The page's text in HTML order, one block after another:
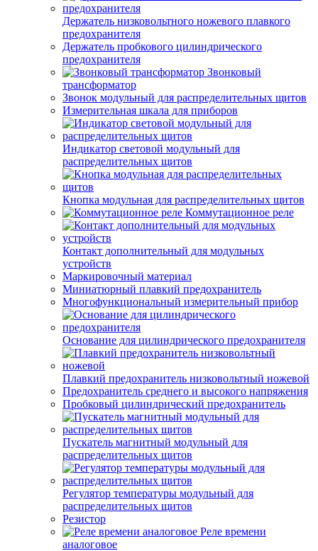
Держатель низковольтного ножевого плавкого
предохранителя
Держатель пробкового цилиндрического
предохранителя
Звонковый
трансформатор
Звонок модульный для распределительных щитов
Измерительная шкала для приборов
Индикатор световой модульный для
распределительных щитов
Кнопка модульная для распределительных щитов
Коммутационное реле
Контакт дополнительный для модульных
устройств
Маркировочный материал
Миниатюрный плавкий предохранитель
Многофункциональный измерительный прибор
Основание для цилиндрического предохранителя
Плавкий предохранитель низковольтный ножевой
Предохранитель среднего и высокого напряжения
Пробковый цилиндрический предохранитель
Пускатель магнитный модульный для
распределительных щитов
Регулятор температуры модульный для
распределительных щитов
Резистор
Реле времени
аналоговое